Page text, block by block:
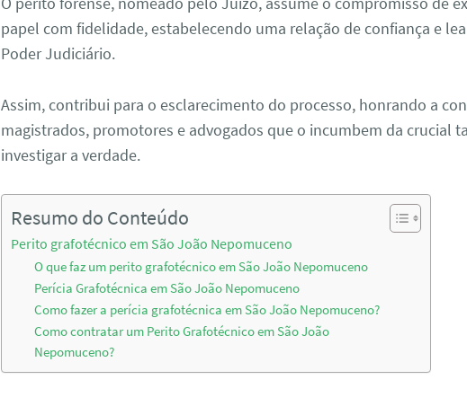
papel com fidelidade, estabelecendo uma relação de confiança e
Poder Judiciário.
Assim, contribui para o esclarecimento do processo, honrando a
magistrados, promotores e advogados que o incumbem da crucial
investigar a verdade.
Resumo do Conteúdo
Perito grafotécnico em São João Nepomuceno
O que faz um perito grafotécnico em São João Nepomuceno
Perícia Grafotécnica em São João Nepomuceno
Como fazer a perícia grafotécnica em São João Nepomuceno?
Como contratar um Perito Grafotécnico em São João
Nepomuceno?